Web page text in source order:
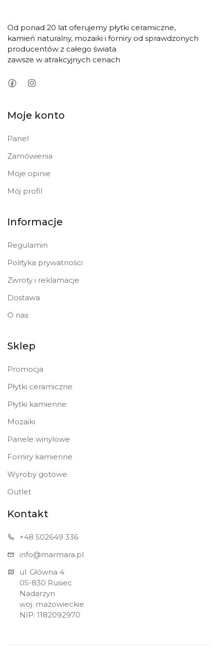
Od ponad 20 lat oferujemy płytki ceramiczne,
kamień naturalny, mozaiki i forniry od sprawdzonych
producentów z całego świata
zawsze w atrakcyjnych cenach
Moje konto
Panel
Zamówienia
Moje opinie
Mój profil
Informacje
Regulamin
Polityka prywatności
Zwroty i reklamacje
Dostawa
O nas
Sklep
Promocja
Płytki ceramiczne
Płytki kamienne
Mozaiki
Panele winylowe
Forniry kamienne
Wyroby gotowe
Outlet
Kontakt
+48 502649 336
info@marmara.pl
ul. Główna 4
05-830 Rusiec
Nadarzyn
woj. mazowieckie
NIP: 1182092970